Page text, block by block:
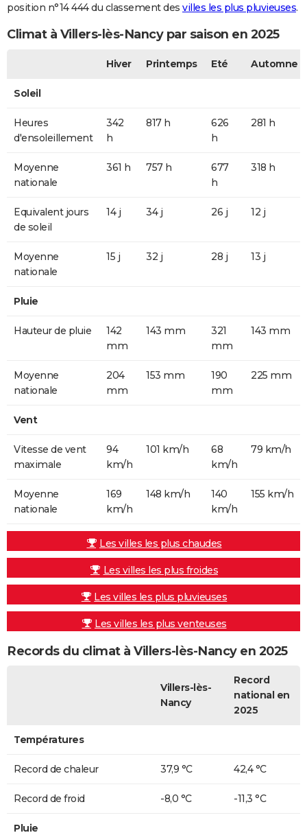
position n°14 444 du classement des villes les plus pluvieuses.
Climat à Villers-lès-Nancy par saison en 2025
Hiver Printemps Eté Automne
Soleil
Heures
d'ensoleillement
342
h
817 h
626
h
281 h
Moyenne
nationale
361 h 757 h
677
h
318 h
Equivalent jours
de soleil
14 j 34 j 26 j 12 j
Moyenne
nationale
15 j 32 j 28 j 13 j
Pluie
Hauteur de pluie
142
mm
143 mm
321
mm
143 mm
Moyenne
nationale
204
mm
153 mm
190
mm
225 mm
Vent
Vitesse de vent
maximale
94
km/h
101 km/h
68
km/h
79 km/h
Moyenne
nationale
169
km/h
148 km/h
140
km/h
155 km/h
Les villes les plus chaudes
Les villes les plus froides
Les villes les plus pluvieuses
Les villes les plus venteuses
Records du climat à Villers-lès-Nancy en 2025
Villers-lès-
Nancy
Record
national en
2025
Températures
Record de chaleur 37,9 °C 42,4 °C
Record de froid -8,0 °C -11,3 °C
Pluie